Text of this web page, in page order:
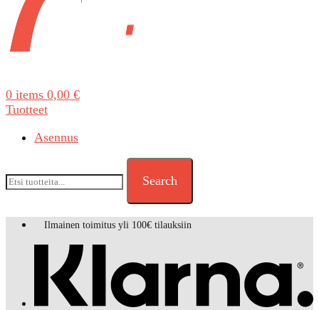
0 items 0,00 €
Tuotteet
Asennus
Search
Ilmainen toimitus yli 100€ tilauksiin